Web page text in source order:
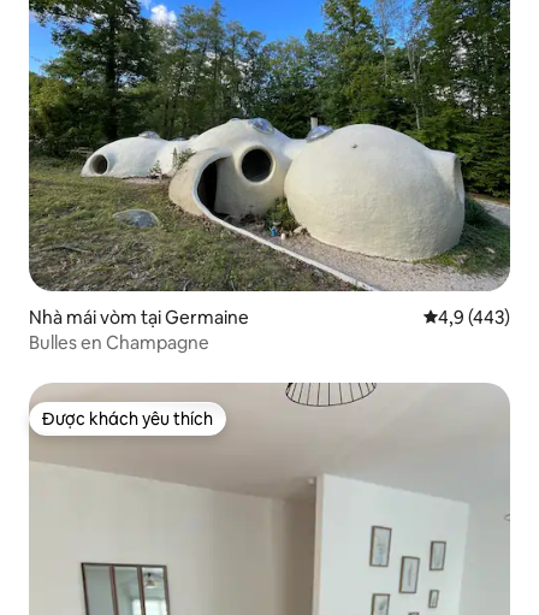
Nhà mái vòm tại Germaine Xếp hạng
4,9 (443)
Bulles en Champagne
Được khách yêu thích
Được khách yêu thích